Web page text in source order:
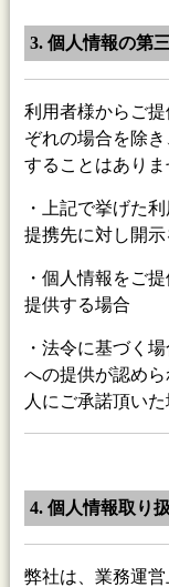
3. 個人情報の第
利用者様からご
ぞれの場合を除
することはありま
・上記で挙げた
提携先に対し開
・個人情報をご
提供する場合
・法令に基づく
への提供が認め
人にご承諾頂いた
4. 個人情報取り
弊社は、業務運